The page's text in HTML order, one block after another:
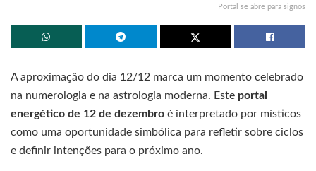
Portal se abre para signos
A aproximação do dia 12/12 marca um momento celebrado
na numerologia e na astrologia moderna. Este portal
energético de 12 de dezembro é interpretado por místicos
como uma oportunidade simbólica para refletir sobre ciclos
e definir intenções para o próximo ano.